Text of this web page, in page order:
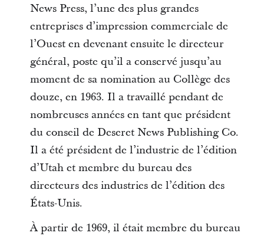
News Press, l’une des plus grandes
entreprises d’impression commerciale de
l’Ouest en devenant ensuite le directeur
général, poste qu’il a conservé jusqu’au
moment de sa nomination au Collège des
douze, en 1963. Il a travaillé pendant de
nombreuses années en tant que président
du conseil de Deseret News Publishing Co.
Il a été président de l’industrie de l’édition
d’Utah et membre du bureau des
directeurs des industries de l’édition des
États-Unis.
À partir de 1969, il était membre du bureau